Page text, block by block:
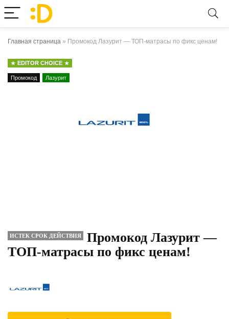
Главная страница » Промокод Лазурит — ТОП-матрасы по фикс ценам!
EDITOR CHOICE
Промокод Лазурит
ИСТЕК СРОК ДЕЙСТВИЯ
Промокод Лазурит —
ТОП-матрасы по фикс ценам!